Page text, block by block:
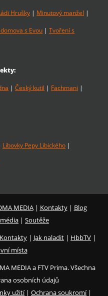
Hrušky | Minutový manžel |
s Evou | Tvoření s
| Český kutil | Fachmani |
Libovky Pepy Libického |
MEDIA| Kontakty| Blog
| Soutěže
Kontakty | Jak naladit | HbbTV |
místa
MEDIA a FTV Prima. Všechna
osobních údajů
užití| Ochrana soukromí|